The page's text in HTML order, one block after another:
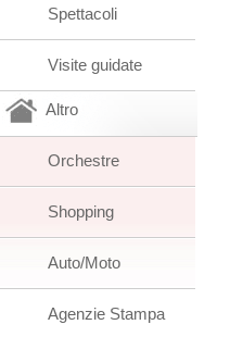
Spettacoli
Visite guidate
Altro
Orchestre
Shopping
Auto/Moto
Agenzie Stampa